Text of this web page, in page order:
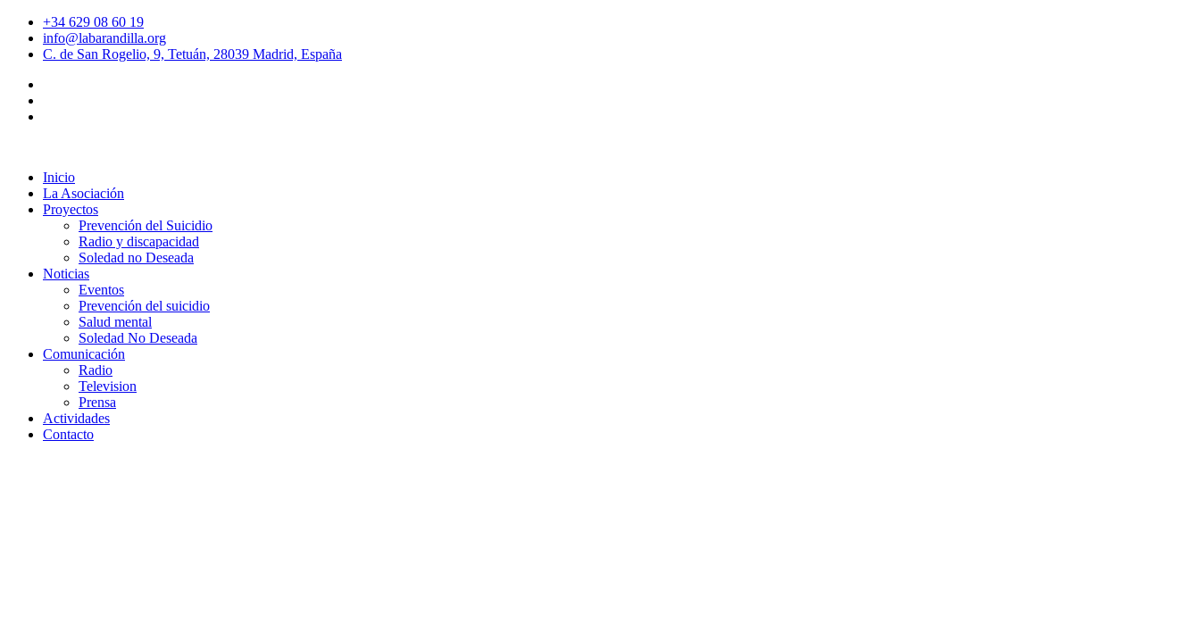
+34 629 08 60 19
info@labarandilla.org
C. de San Rogelio, 9, Tetuán, 28039 Madrid, España
Inicio
La Asociación
Proyectos
Prevención del Suicidio
Radio y discapacidad
Soledad no Deseada
Noticias
Eventos
Prevención del suicidio
Salud mental
Soledad No Deseada
Comunicación
Radio
Television
Prensa
Actividades
Contacto